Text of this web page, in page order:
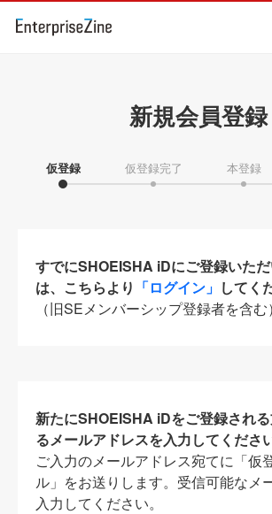
新規会員登録
仮登録 仮登録完了 本登録
すでにSHOEISHA iDにご登録いた
は、こちらより 「ログイン」 してく
（旧SEメンバーシップ登録者を含む）
新たにSHOEISHA iDをご登録され
るメールアドレスを入力してください
ご入力のメールアドレス宛てに「仮
ル」をお送りします。受信可能なメ
入力してください。